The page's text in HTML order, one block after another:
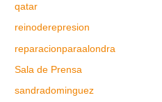
qatar
reinoderepresion
reparacionparaalondra
Sala de Prensa
sandradominguez